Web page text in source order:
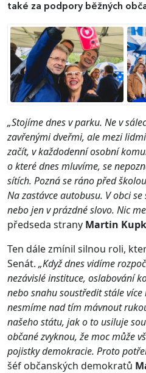
také za podpory běžných
„Stojíme dnes v parku. Ne v
zavřenými dveřmi, ale mezi
začít, v každodenní osobní
o které dnes mluvíme, se
sítích. Pozná se ráno před
Na zastávce autobusu. V obci
nebo jen v prázdné slovo. Nic
předseda strany Martin
Ten dále zmínil silnou roli,
Senát. „Když dnes vidíme
nezávislé instituce, oslabování
nebo snahu soustředit stále
nesmíme nad tím mávnout
našeho státu, jak o to usiluje
občané zvyknou, že moc může
pojistky demokracie. Proto
šéf občanských demokratů